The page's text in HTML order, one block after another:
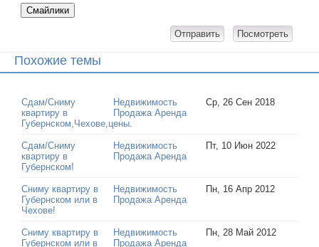
Похожие темы
Сдам/Сниму
квартиру в
Губернском,Чехове,цены.
Недвижимость
Продажа Аренда
Ср, 26 Сен 2018
Сдам/Сниму
квартиру в
Губернском!
Недвижимость
Продажа Аренда
Пт, 10 Июн 2022
Сниму квартиру в
Губернском или в
Чехове!
Недвижимость
Продажа Аренда
Пн, 16 Апр 2012
Сниму квартиру в
Губернском или в
Недвижимость
Продажа Аренда
Пн, 28 Май 2012